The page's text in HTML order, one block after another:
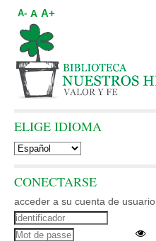
A- A A+
ELIGE IDIOMA
CONECTARSE
acceder a su cuenta de usuario